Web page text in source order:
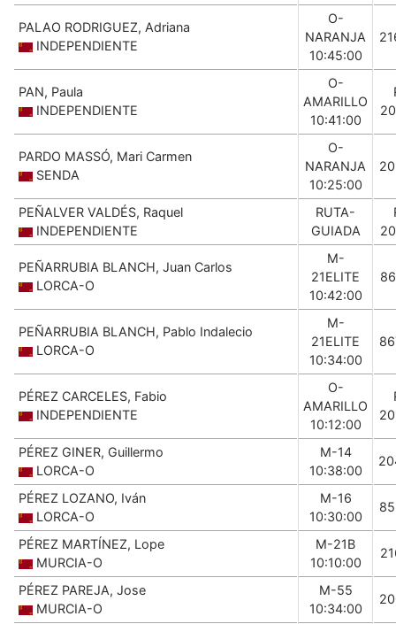
PALAO RODRIGUEZ, Adriana
INDEPENDIENTE
O-
NARANJA
10:45:00
PAN, Paula
INDEPENDIENTE
O-
AMARILLO
10:41:00
PARDO MASSÓ, Mari Carmen
SENDA
O-
NARANJA
10:25:00
PEÑALVER VALDÉS, Raquel
INDEPENDIENTE
RUTA-
GUIADA
PEÑARRUBIA BLANCH, Juan Carlos
LORCA-O
M-
21ELITE
10:42:00
PEÑARRUBIA BLANCH, Pablo Indalecio
LORCA-O
M-
21ELITE
10:34:00
PÉREZ CARCELES, Fabio
INDEPENDIENTE
O-
AMARILLO
10:12:00
PÉREZ GINER, Guillermo
LORCA-O
M-14
10:38:00
PÉREZ LOZANO, Iván
LORCA-O
M-16
10:30:00
PÉREZ MARTÍNEZ, Lope
MURCIA-O
M-21B
10:10:00
PÉREZ PAREJA, Jose
MURCIA-O
M-55
10:34:00